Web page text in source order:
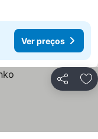
Ver preços
Partilhar